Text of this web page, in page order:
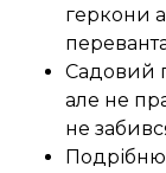
геркони
Садовий
але не
не